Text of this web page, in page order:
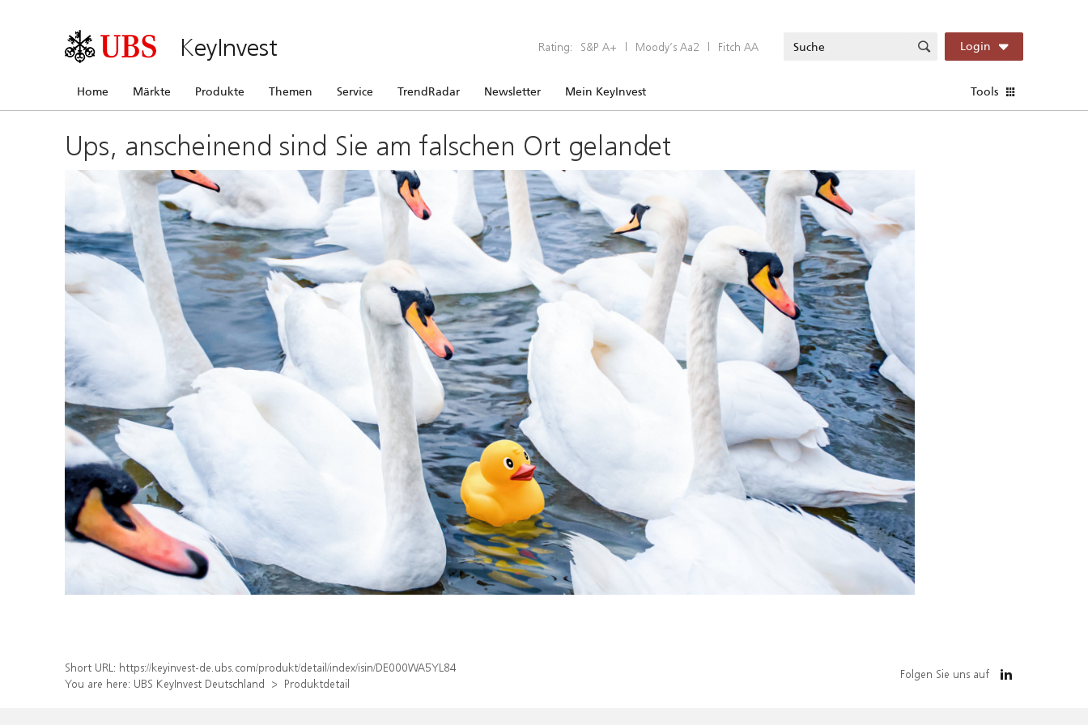
KeyInvest Rating: S&P A+ | Moody’s Aa2 | Fitch AA Login
Home Märkte Produkte Themen Service TrendRadar Newsletter Mein KeyInvest Tools
Ups, anscheinend sind Sie am falschen Ort gelandet
Short URL: https://keyinvest-de.ubs.com/produkt/detail/index/isin/DE000WA5YL84
You are here: UBS KeyInvest Deutschland Produktdetail
Folgen Sie uns auf